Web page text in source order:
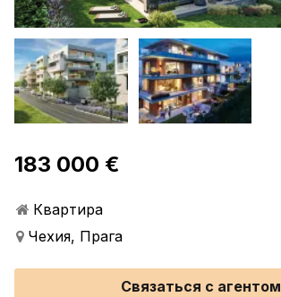
183 000 €
Квартира
Чехия, Прага
Связаться с агентом